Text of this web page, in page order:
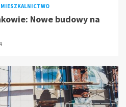
MIESZKALNICTWO
Nowe budowy na